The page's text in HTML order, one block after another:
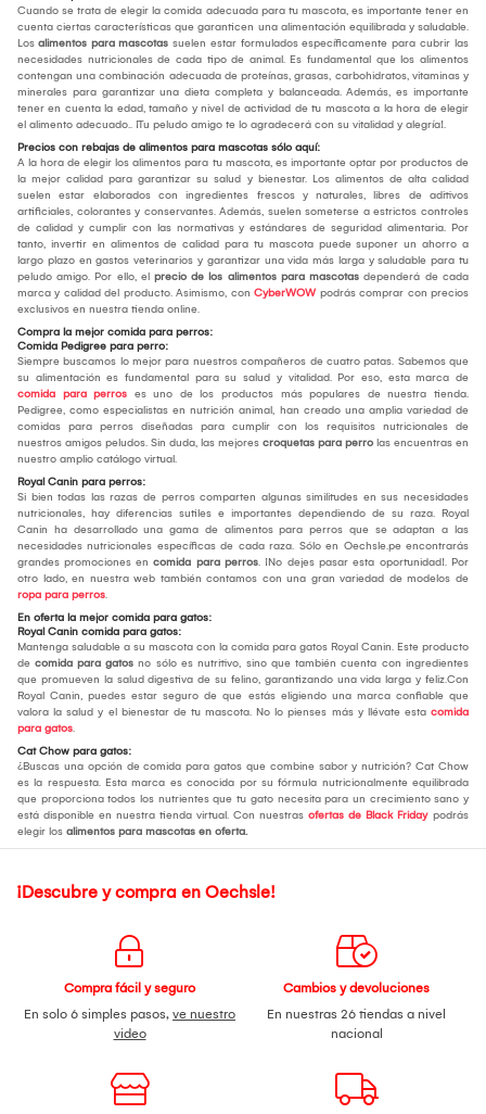
Cuando se trata de elegir la comida adecuada para tu mascota, es importante tener en
cuenta ciertas características que garanticen una alimentación equilibrada y saludable.
Los alimentos para mascotas suelen estar formulados específicamente para cubrir las
necesidades nutricionales de cada tipo de animal. Es fundamental que los alimentos
contengan una combinación adecuada de proteínas, grasas, carbohidratos, vitaminas y
minerales para garantizar una dieta completa y balanceada. Además, es importante
tener en cuenta la edad, tamaño y nivel de actividad de tu mascota a la hora de elegir
el alimento adecuado.. ¡Tu peludo amigo te lo agradecerá con su vitalidad y alegría!.
Precios con rebajas de alimentos para mascotas sólo aquí:
A la hora de elegir los alimentos para tu mascota, es importante optar por productos de
la mejor calidad para garantizar su salud y bienestar. Los alimentos de alta calidad
suelen estar elaborados con ingredientes frescos y naturales, libres de aditivos
artificiales, colorantes y conservantes. Además, suelen someterse a estrictos controles
de calidad y cumplir con las normativas y estándares de seguridad alimentaria. Por
tanto, invertir en alimentos de calidad para tu mascota puede suponer un ahorro a
largo plazo en gastos veterinarios y garantizar una vida más larga y saludable para tu
peludo amigo. Por ello, el precio de los alimentos para mascotas dependerá de cada
marca y calidad del producto. Asimismo, con CyberWOWpodrás comprar con precios
exclusivos en nuestra tienda online.
Compra la mejor comida para perros:
Comida Pedigree para perro:
Siempre buscamos lo mejor para nuestros compañeros de cuatro patas. Sabemos que
su alimentación es fundamental para su salud y vitalidad. Por eso, esta marca de
comida para perros es uno de los productos más populares de nuestra tienda.
Pedigree, como especialistas en nutrición animal, han creado una amplia variedad de
comidas para perros diseñadas para cumplir con los requisitos nutricionales de
nuestros amigos peludos. Sin duda, las mejores croquetas para perro las encuentras en
nuestro amplio catálogo virtual.
Royal Canin para perros:
Si bien todas las razas de perros comparten algunas similitudes en sus necesidades
nutricionales, hay diferencias sutiles e importantes dependiendo de su raza. Royal
Canin ha desarrollado una gama de alimentos para perros que se adaptan a las
necesidades nutricionales específicas de cada raza. Sólo en Oechsle.pe encontrarás
grandes promociones en comida para perros. ¡No dejes pasar esta oportunidad!. Por
otro lado, en nuestra web también contamos con una gran variedad de modelos de
ropa para perros.
En oferta la mejor comida para gatos:
Royal Canin comida para gatos:
Mantenga saludable a su mascota con la comida para gatos Royal Canin. Este producto
de comida para gatos no sólo es nutritivo, sino que también cuenta con ingredientes
que promueven la salud digestiva de su felino, garantizando una vida larga y feliz.Con
Royal Canin, puedes estar seguro de que estás eligiendo una marca confiable que
valora la salud y el bienestar de tu mascota. No lo pienses más y llévate esta comida
para gatos.
Cat Chow para gatos:
¿Buscas una opción de comida para gatos que combine sabor y nutrición? Cat Chow
es la respuesta. Esta marca es conocida por su fórmula nutricionalmente equilibrada
que proporciona todos los nutrientes que tu gato necesita para un crecimiento sano y
está disponible en nuestra tienda virtual. Con nuestras ofertas de Black Fridaypodrás
elegir los alimentos para mascotas en oferta.
¡Descubre y compra en Oechsle!
Compra fácil y seguro
En solo 6 simples pasos, ve nuestro
video
Cambios y devoluciones
En nuestras 26 tiendas a nivel
nacional